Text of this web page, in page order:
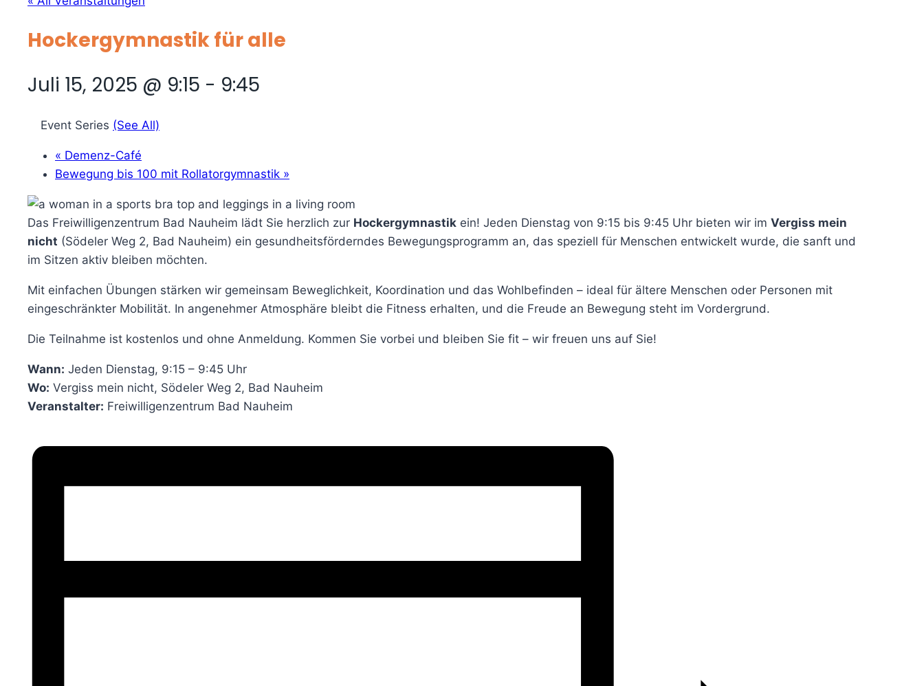
Hockergymnastik für alle
Juli 15, 2025 @ 9:15 - 9:45
Event Series (See All)
« Demenz-Café
Bewegung bis 100 mit Rollatorgymnastik »
Das Freiwilligenzentrum Bad Nauheim lädt Sie herzlich zur Hockergymnastik ein! Jeden Dienstag von 9:15 bis 9:45 Uhr bieten wir im Vergiss mein
nicht (Södeler Weg 2, Bad Nauheim) ein gesundheitsförderndes Bewegungsprogramm an, das speziell für Menschen entwickelt wurde, die sanft und
im Sitzen aktiv bleiben möchten.
Mit einfachen Übungen stärken wir gemeinsam Beweglichkeit, Koordination und das Wohlbefinden – ideal für ältere Menschen oder Personen mit
eingeschränkter Mobilität. In angenehmer Atmosphäre bleibt die Fitness erhalten, und die Freude an Bewegung steht im Vordergrund.
Die Teilnahme ist kostenlos und ohne Anmeldung. Kommen Sie vorbei und bleiben Sie fit – wir freuen uns auf Sie!
Wann: Jeden Dienstag, 9:15 – 9:45 Uhr
Wo: Vergiss mein nicht, Södeler Weg 2, Bad Nauheim
Veranstalter: Freiwilligenzentrum Bad Nauheim